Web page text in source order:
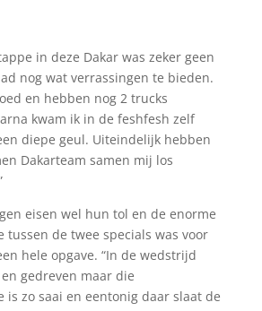
in deze Dakar was zeker geen
nog wat verrassingen te bieden.
en hebben nog 2 trucks
kwam ik in de feshfesh zelf
diepe geul. Uiteindelijk hebben
Dakarteam samen mij los
eisen wel hun tol en de enorme
de twee specials was voor
hele opgave. “In de wedstrijd
gedreven maar die
zo saai en eentonig daar slaat de